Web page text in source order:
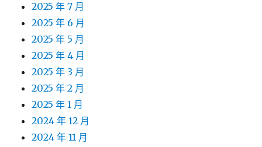
2025 年 7 月
2025 年 6 月
2025 年 5 月
2025 年 4 月
2025 年 3 月
2025 年 2 月
2025 年 1 月
2024 年 12 月
2024 年 11 月